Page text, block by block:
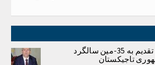
تاریخ گواه است… تقدیم به 35-مین سالگرد
تاجیکستان